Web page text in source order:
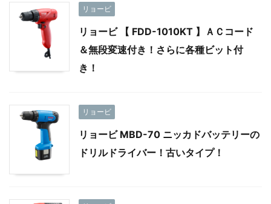
リョービ
リョービ 【 FDD-1010KT 】ＡＣコード
＆無段変速付き！さらに各種ビット付
き！
リョービ
リョービ MBD-70 ニッカドバッテリーの
ドリルドライバー！古いタイプ！